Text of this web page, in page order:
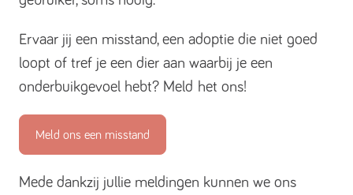
Ervaar jij een misstand, een adoptie die niet goed
loopt of tref je een dier aan waarbij je een
onderbuikgevoel hebt? Meld het ons!
Meld ons een misstand
Mede dankzij jullie meldingen kunnen we ons